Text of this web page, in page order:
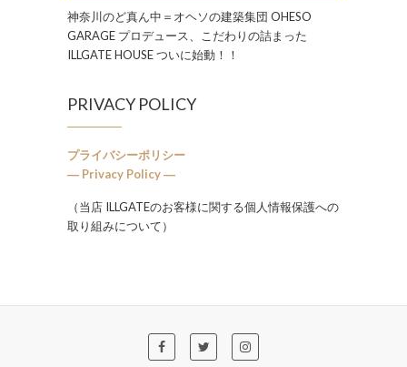
神奈川のど真ん中＝オヘソの建築集団 OHESO
GARAGE プロデュース、こだわりの詰まった
ILLGATE HOUSE ついに始動！！
PRIVACY POLICY
プライバシーポリシー
― Privacy Policy ―
（当店 ILLGATEのお客様に関する個人情報保護への
取り組みについて）